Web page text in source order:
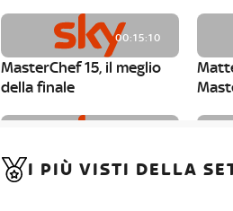
00:15:10
MasterChef 15, il meglio
della finale
MasterChef 15, Carlotta è
I PIÙ VISTI DELLA